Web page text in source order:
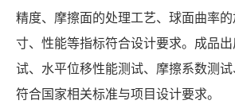
精度、摩擦面的处理工艺、球面曲率
寸、性能等指标符合设计要求。成品
试、水平位移性能测试、摩擦系数测
符合国家相关标准与项目设计要求。